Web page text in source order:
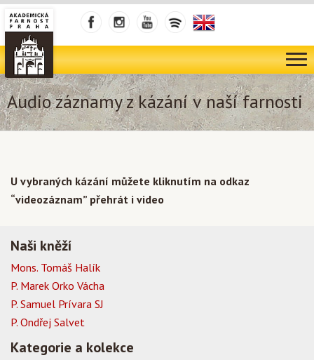
Audio záznamy z kázání v naší farnosti
U vybraných kázání můžete kliknutím na odkaz
“videozáznam” přehrát i video
Naši kněží
Mons. Tomáš Halík
P. Marek Orko Vácha
P. Samuel Prívara SJ
P. Ondřej Salvet
Kategorie a kolekce